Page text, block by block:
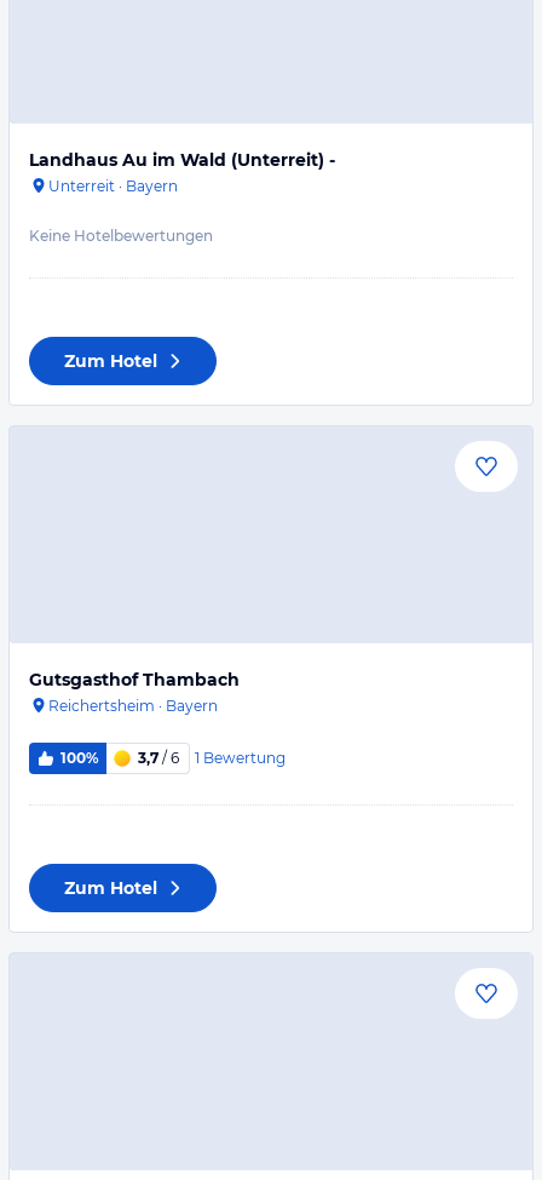
Landhaus Au im Wald (Unterreit) -
Unterreit · Bayern
Keine Hotelbewertungen
Zum Hotel
Gutsgasthof Thambach
Reichertsheim · Bayern
100% 3,7 / 6 1 Bewertung
Zum Hotel